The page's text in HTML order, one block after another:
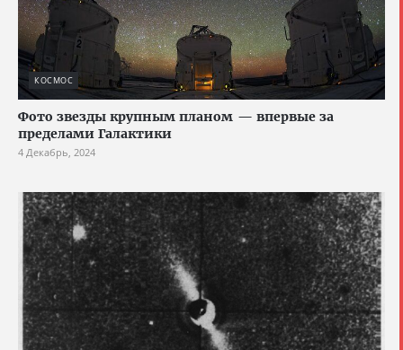
КОСМОС
Фото звезды крупным планом — впервые за
пределами Галактики
4 Декабрь, 2024